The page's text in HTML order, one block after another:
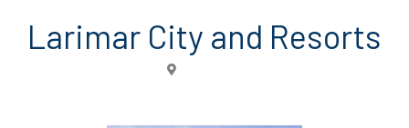
Larimar City and Resorts